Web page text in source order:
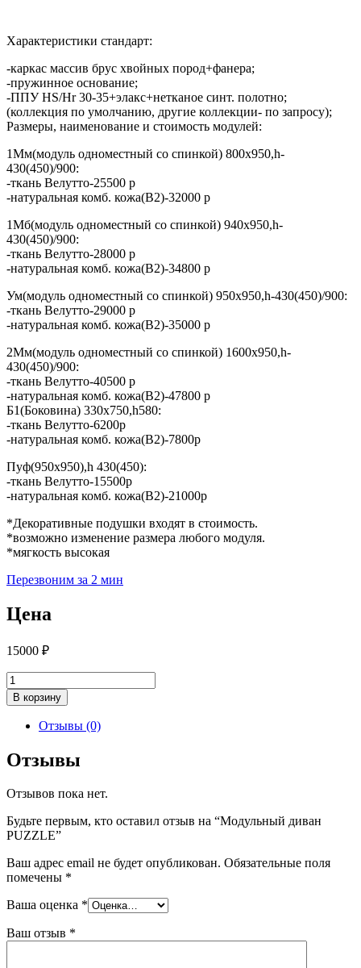
Характеристики стандарт:
-каркас массив брус хвойных пород+фанера;
-пружинное основание;
-ППУ HS/Hr 30-35+элакс+нетканое синт. полотно;
(коллекция по умолчанию, другие коллекции- по запросу);
Размеры, наименование и стоимость модулей:
1Мм(модуль одноместный со спинкой) 800х950,h-
430(450)/900:
-ткань Велутто-25500 р
-натуральная комб. кожа(В2)-32000 р
1Мб(модуль одноместный со спинкой) 940х950,h-
430(450)/900:
-ткань Велутто-28000 р
-натуральная комб. кожа(В2)-34800 р
Ум(модуль одноместный со спинкой) 950х950,h-430(450)/900:
-ткань Велутто-29000 р
-натуральная комб. кожа(В2)-35000 р
2Мм(модуль одноместный со спинкой) 1600х950,h-
430(450)/900:
-ткань Велутто-40500 р
-натуральная комб. кожа(В2)-47800 р
Б1(Боковина) 330х750,h580:
-ткань Велутто-6200р
-натуральная комб. кожа(В2)-7800р
Пуф(950х950),h 430(450):
-ткань Велутто-15500р
-натуральная комб. кожа(В2)-21000р
*Декоративные подушки входят в стоимость.
*возможно изменение размера любого модуля.
*мягкость высокая
Перезвоним за 2 мин
Цена
15000 ₽
Количество
товара
Модульный
диван
PUZZLE
В корзину
Отзывы (0)
Отзывы
Отзывов пока нет.
Будьте первым, кто оставил отзыв на “Модульный диван
PUZZLE”
Ваш адрес email не будет опубликован. Обязательные поля
помечены *
Ваша оценка *
Ваш отзыв *